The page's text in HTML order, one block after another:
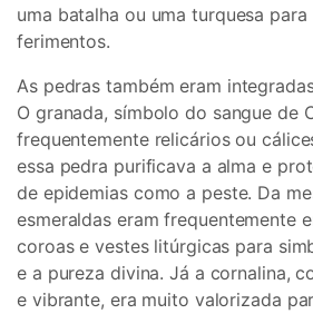
uma batalha ou uma turquesa
ferimentos.
As pedras também eram
O granada, símbolo do sangue de
frequentemente relicários ou
essa pedra purificava a alma e
de epidemias como a peste. Da
esmeraldas eram frequentemente
coroas e vestes litúrgicas para
e a pureza divina. Já a cornalina,
e vibrante, era muito valorizada